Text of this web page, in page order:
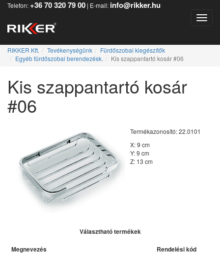
Telefon: +36 70 320 79 00 | E-mail: info@rikker.hu
RIKKER Kft. Tevékenységünk
Fürdőszobai kiegészítők
Egyéb fürdőszobai berendezésk.
Kis szappantartó kosár #06
Kis szappantartó kosár
#06
Termékazonosító: 22.0101
X: 9 cm
Y: 9 cm
Z: 13 cm
Választható termékek
Megnevezés
Rendelési kód